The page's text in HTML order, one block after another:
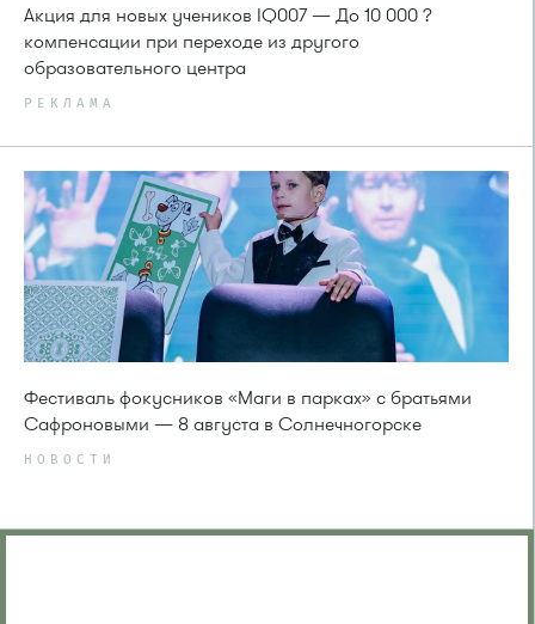
Акция для новых учеников IQ007 — До 10 000 ?
компенсации при переходе из другого
образовательного центра
РЕКЛАМА
Фестиваль фокусников «Маги в парках» с братьями
Сафроновыми — 8 августа в Солнечногорске
НОВОСТИ